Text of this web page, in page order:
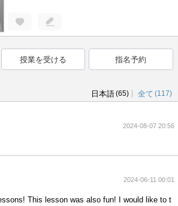
授業を受ける 指名予約
日本語(65) 全て (117)
2024-08-07 20:56
2024-06-11 00:01
This lesson was also fun! I would like to t